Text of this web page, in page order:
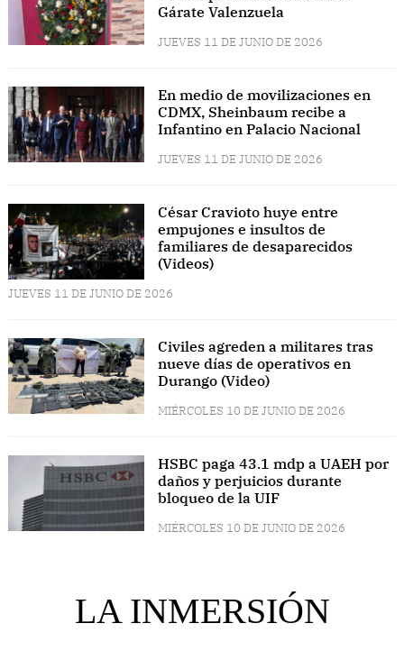
Gárate Valenzuela
JUEVES 11 DE JUNIO DE 2026
En medio de movilizaciones en
CDMX, Sheinbaum recibe a
Infantino en Palacio Nacional
JUEVES 11 DE JUNIO DE 2026
César Cravioto huye entre
empujones e insultos de
familiares de desaparecidos
(Videos)
JUEVES 11 DE JUNIO DE 2026
Civiles agreden a militares tras
nueve días de operativos en
Durango (Video)
MIÉRCOLES 10 DE JUNIO DE 2026
HSBC paga 43.1 mdp a UAEH por
daños y perjuicios durante
bloqueo de la UIF
MIÉRCOLES 10 DE JUNIO DE 2026
LA INMERSIÓN